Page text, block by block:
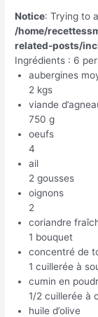
Notice: Trying to
/home/
related-posts/
Ingrédients : 6
aubergines
2 kgs
viande
750 g
oeufs
4
ail
2 gousses
oignons
2
coriandre
1 bouquet
concentré de
1 cuillerée à
cumin en
1/2 cuillerée à
huile d’olive